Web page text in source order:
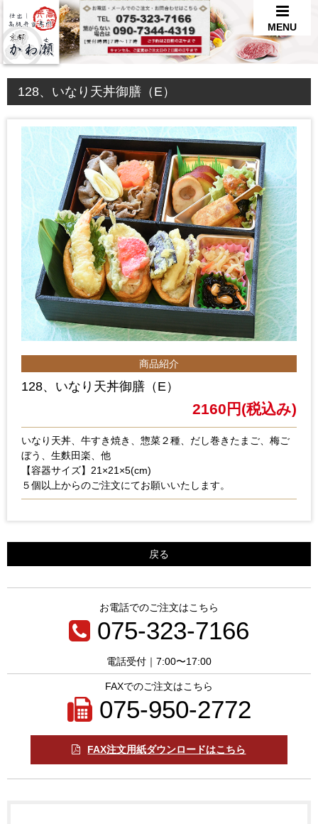
MENU
128、いなり天丼御膳（E）
商品紹介
128、いなり天丼御膳（E）
2160円(税込み)
いなり天丼、牛すき焼き、惣菜２種、だし巻きたまご、梅ご
ぼう、生麩田楽、他
【容器サイズ】21×21×5(cm)
５個以上からのご注文にてお願いいたします。
戻る
お電話でのご注文はこちら
075-323-7166
電話受付｜7:00〜17:00
FAXでのご注文はこちら
075-950-2772
FAX注文用紙ダウンロードはこちら